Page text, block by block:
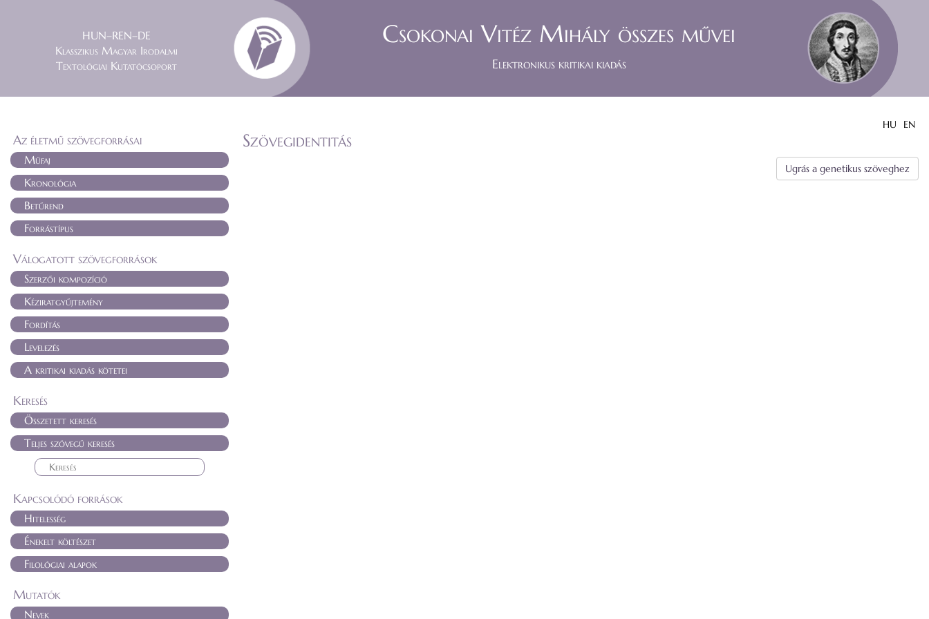
HUN–REN–DE
Klasszikus Magyar Irodalmi
Textológiai Kutatócsoport
Csokonai Vitéz Mihály összes művei
Elektronikus kritikai kiadás
HU EN
Az életmű szövegforrásai
Műfaj
Kronológia
Betűrend
Forrástípus
Válogatott szövegforrások
Szerzői kompozíció
Kéziratgyűjtemény
Fordítás
Levelezés
A kritikai kiadás kötetei
Keresés
Összetett keresés
Teljes szövegű keresés
Kapcsolódó források
Hitelesség
Énekelt költészet
Filológiai alapok
Mutatók
Nevek
Szövegidentitás
Ugrás a genetikus szöveghez